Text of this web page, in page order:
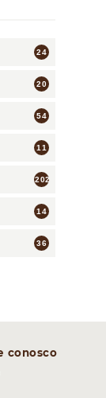
24
20
54
11
202
14
36
conosco